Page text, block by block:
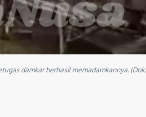
damkar berhasil memadamkannya.